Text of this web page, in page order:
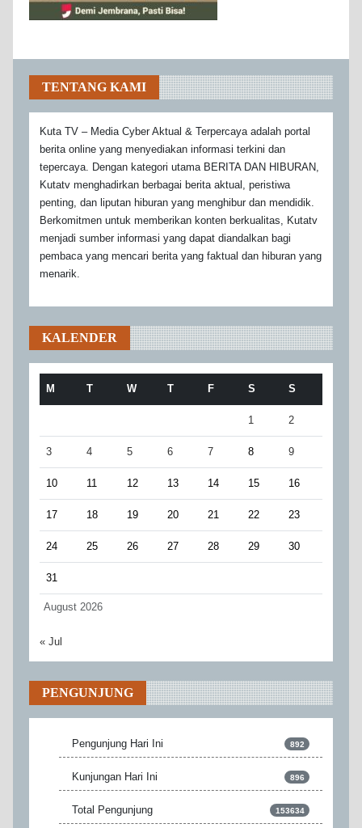
TENTANG KAMI
Kuta TV – Media Cyber Aktual & Terpercaya adalah portal
berita online yang menyediakan informasi terkini dan
tepercaya. Dengan kategori utama BERITA DAN HIBURAN,
Kutatv menghadirkan berbagai berita aktual, peristiwa
penting, dan liputan hiburan yang menghibur dan mendidik.
Berkomitmen untuk memberikan konten berkualitas, Kutatv
menjadi sumber informasi yang dapat diandalkan bagi
pembaca yang mencari berita yang faktual dan hiburan yang
menarik.
KALENDER
August 2026
M T W T F S S
1 2
3 4 5 6 7 8 9
10 11 12 13 14 15 16
17 18 19 20 21 22 23
24 25 26 27 28 29 30
31
« Jul
PENGUNJUNG
Pengunjung Hari Ini 892
Kunjungan Hari Ini 896
Total Pengunjung 153634